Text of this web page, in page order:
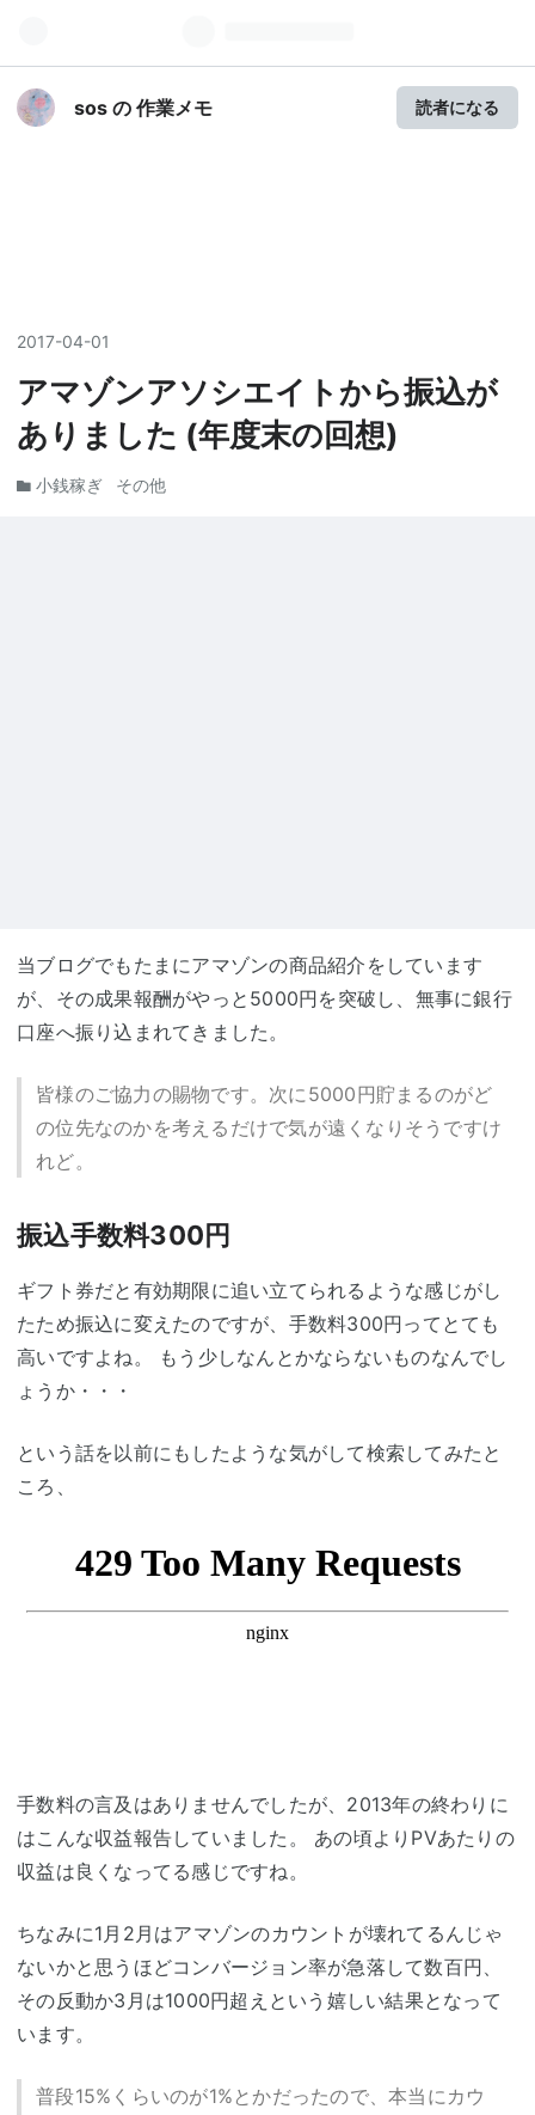
sos の 作業メモ 読者になる
2017-04-01
アマゾンアソシエイトから振込が
ありました (年度末の回想)
小銭稼ぎ その他
当ブログでもたまにアマゾンの商品紹介をしています
が、その成果報酬がやっと5000円を突破し、無事に銀行
口座へ振り込まれてきました。
皆様のご協力の賜物です。次に5000円貯まるのがど
の位先なのかを考えるだけで気が遠くなりそうですけ
れど。
振込手数料300円
ギフト券だと有効期限に追い立てられるような感じがし
たため振込に変えたのですが、手数料300円ってとても
高いですよね。 もう少しなんとかならないものなんでし
ょうか・・・
という話を以前にもしたような気がして検索してみたと
ころ、
手数料の言及はありませんでしたが、2013年の終わりに
はこんな収益報告していました。 あの頃よりPVあたりの
収益は良くなってる感じですね。
ちなみに1月2月はアマゾンのカウントが壊れてるんじゃ
ないかと思うほどコンバージョン率が急落して数百円、
その反動か3月は1000円超えという嬉しい結果となって
います。
普段15%くらいのが1%とかだったので、本当にカウ